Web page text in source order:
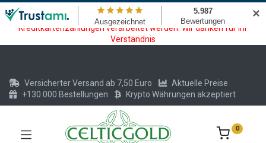
Wartungsarbeiten am Kreditkarten und Krypto Bezahlmodul. In der
Zeit vom 20.07. - 09.08.2026 können keine Krypto oder
Kreditkartenzahlungen verarbeitet werden. Wir danken für Ihr
Verständnis
Versicherter Versand ab 7,50 Euro
Aktuelle Preise
+130.000 Bestellungen
Krypto Währungen akzeptiert
0
✕